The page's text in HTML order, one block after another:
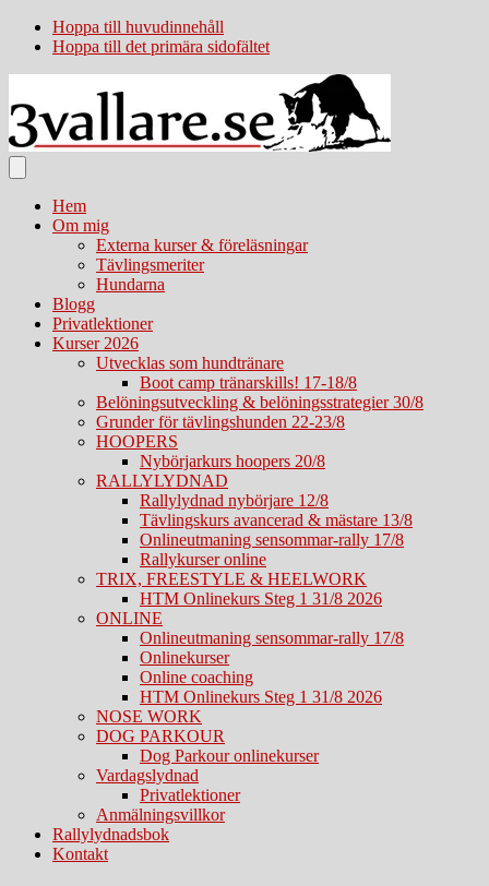
Hoppa till huvudinnehåll
Hoppa till det primära sidofältet
Hem
Om mig
Externa kurser & föreläsningar
Tävlingsmeriter
Hundarna
Blogg
Privatlektioner
Kurser 2026
Utvecklas som hundtränare
Boot camp tränarskills! 17-18/8
Belöningsutveckling & belöningsstrategier 30/8
Grunder för tävlingshunden 22-23/8
HOOPERS
Nybörjarkurs hoopers 20/8
RALLYLYDNAD
Rallylydnad nybörjare 12/8
Tävlingskurs avancerad & mästare 13/8
Onlineutmaning sensommar-rally 17/8
Rallykurser online
TRIX, FREESTYLE & HEELWORK
HTM Onlinekurs Steg 1 31/8 2026
ONLINE
Onlineutmaning sensommar-rally 17/8
Onlinekurser
Online coaching
HTM Onlinekurs Steg 1 31/8 2026
NOSE WORK
DOG PARKOUR
Dog Parkour onlinekurser
Vardagslydnad
Privatlektioner
Anmälningsvillkor
Rallylydnadsbok
Kontakt